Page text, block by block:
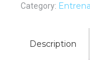
Category:
Description